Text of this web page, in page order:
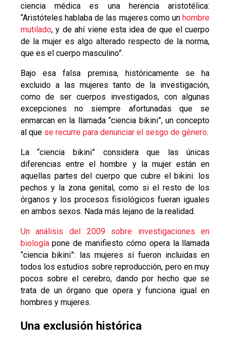
ciencia médica es una herencia aristotélica:
“Aristóteles hablaba de las mujeres como unhombre
mutilado, y de ahí viene esta idea de que el cuerpo
de la mujer es algo alterado respecto de la norma,
que es el cuerpo masculino”.
Bajo esa falsa premisa, históricamente se ha
excluido a las mujeres tanto de la investigación,
como de ser cuerpos investigados, con algunas
excepciones no siempre afortunadas que se
enmarcan en la llamada “ciencia bikini”, un concepto
al que se recurre para denunciar el sesgo de género.
La “ciencia bikini” considera que las únicas
diferencias entre el hombre y la mujer están en
aquellas partes del cuerpo que cubre el bikini: los
pechos y la zona genital, como si el resto de los
órganos y los procesos fisiológicos fueran iguales
en ambos sexos. Nada más lejano de la realidad.
Un análisis del 2009 sobre investigaciones en
biologíapone de manifiesto cómo opera la llamada
“ciencia bikini”: las mujeres sí fueron incluidas en
todos los estudios sobre reproducción, pero en muy
pocos sobre el cerebro, dando por hecho que se
trata de un órgano que opera y funciona igual en
hombres y mujeres.
Una exclusión histórica